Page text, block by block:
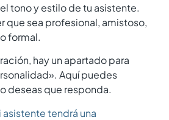
tono y estilo de tu asistente.
que sea profesional, amistoso,
formal.
hay un apartado para
Aquí puedes
deseas que responda.
asistente tendrá una